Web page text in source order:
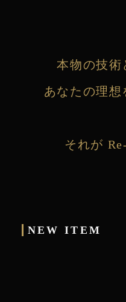
本物の技術
あなたの理想
それが
NEW ITEM